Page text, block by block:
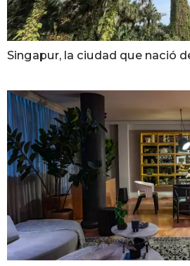
Singapur, la ciudad que nació